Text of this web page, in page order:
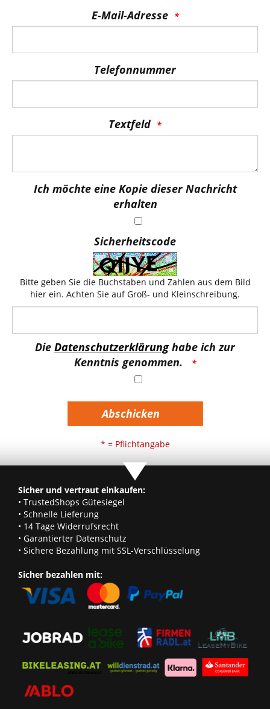
E-Mail-Adresse
Telefonnummer
Textfeld
Ich möchte eine Kopie dieser Nachricht
erhalten
Sicherheitscode
Bitte geben Sie die Buchstaben und Zahlen aus dem Bild
hier ein. Achten Sie auf Groß- und Kleinschreibung.
Die Datenschutzerklärunghabe ich zur
Kenntnis genommen.
Abschicken
* = Pflichtangabe
Sicher und vertraut einkaufen:
• TrustedShops Gütesiegel
• Schnelle Lieferung
• 14 Tage Widerrufsrecht
• Garantierter Datenschutz
• Sichere Bezahlung mit SSL-Verschlüsselung
Sicher bezahlen mit: